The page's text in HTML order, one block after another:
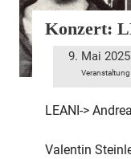
Konzert:
9. Mai 2025
Veranstaltung
LEANI->
Valentin